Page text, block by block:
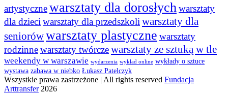
artystycznewarsztaty dla dorosłychwarsztaty
dla dzieciwarsztaty dla przedszkoliwarsztaty dla
seniorówwarsztaty plastyczne warsztaty
rodzinnewarsztaty twórczewarsztaty ze sztuką w tle
weekendy w warszawie wydarzenia wykład online wykłady o sztuce
wystawa zabawa w niebko Łukasz Patelczyk
Wszystkie prawa zastrzeżone | All rights reserved Fundacja
Arttransfer2026